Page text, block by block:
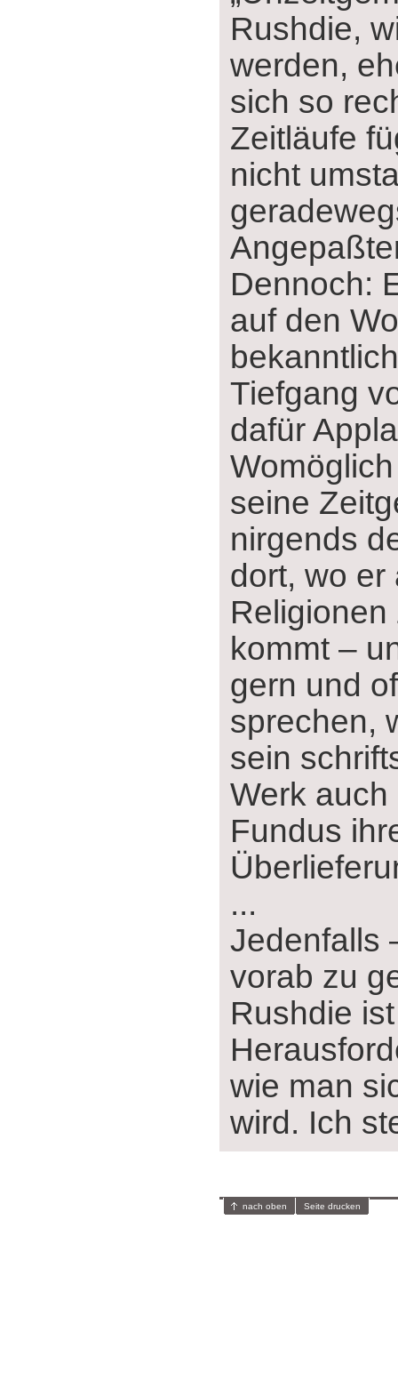
Rushdie,
werden,
sich so
Zeitläufe
nicht
Dennoch:
auf den
Tiefgang
dafür
seine
nirgends
dort, wo er
kommt ‒
gern und
sprechen,
sein
Werk
Fundus
...
Jedenfalls
vorab zu
Rushdie
wie man
wird. Ich
nach oben Seite drucken